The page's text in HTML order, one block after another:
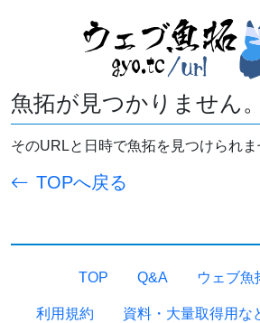
魚拓が見つかりません。
そのURLと日時で魚拓を見つけられま
TOPへ戻る
TOP Q&A ウェブ魚
利用規約 資料・大量取得用な